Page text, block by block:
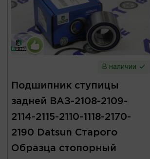
В наличии
Подшипник ступицы
задней ВАЗ-2108-2109-
2114-2115-2110-1118-2170-
2190 Datsun Старого
Образца стопорный